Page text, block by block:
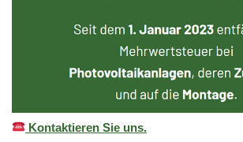
Kontaktieren Sie uns.